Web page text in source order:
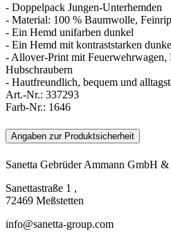
- Doppelpack Jungen-Unterhemden
- Material: 100 % Baumwolle,
- Ein Hemd unifarben dunkel
- Ein Hemd mit kontraststarken
- Allover-Print mit Feuerwehrwagen,
Hubschraubern
- Hautfreundlich, bequem und
Art.-Nr.: 337293
Farb-Nr.: 1646
Angaben zur Produktsicherheit
Sanetta Gebrüder Ammann GmbH
Sanettastraße 1 ,
72469 Meßstetten
info@sanetta-group.com